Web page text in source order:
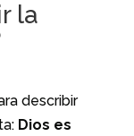
la
describir
Dios es